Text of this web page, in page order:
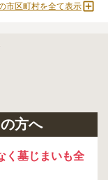
市区町村を全て表示
方へ
く墓じまいも全